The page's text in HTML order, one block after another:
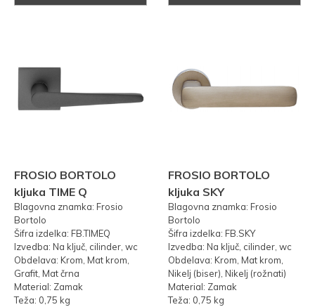
FROSIO BORTOLO
kljuka TIME Q
Blagovna znamka: Frosio
Bortolo
Šifra izdelka: FB.TIMEQ
Izvedba: Na ključ, cilinder, wc
Obdelava: Krom, Mat krom,
Grafit, Mat črna
Material: Zamak
Teža: 0,75 kg
FROSIO BORTOLO
kljuka SKY
Blagovna znamka: Frosio
Bortolo
Šifra izdelka: FB.SKY
Izvedba: Na ključ, cilinder, wc
Obdelava: Krom, Mat krom,
Nikelj (biser), Nikelj (rožnati)
Material: Zamak
Teža: 0,75 kg